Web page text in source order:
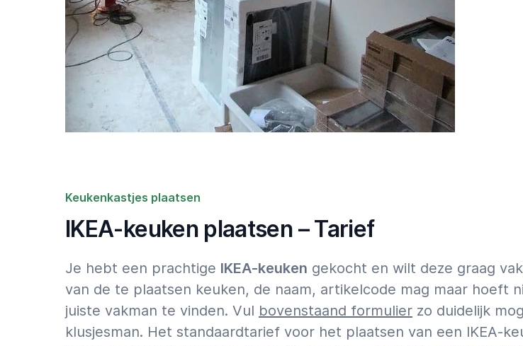
Keukenkastjes plaatsen
IKEA-keuken plaatsen – Tarief
Je hebt een prachtige IKEA-keuken gekocht en wilt deze graag
van de te plaatsen keuken, de naam, artikelcode mag maar hoeft
juiste vakman te vinden. Vul bovenstaand formulier zo duidelijk
klusjesman. Het standaardtarief voor het plaatsen van een IKEA-